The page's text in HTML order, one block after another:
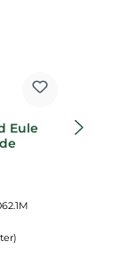
Eule